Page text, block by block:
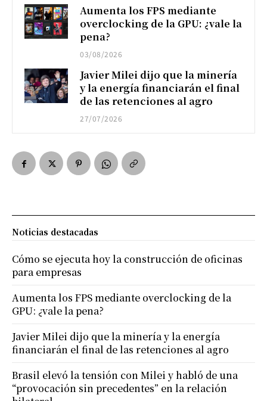
Aumenta los FPS mediante
overclocking de la GPU: ¿vale la
pena?
03/08/2026
Javier Milei dijo que la minería
y la energía financiarán el final
de las retenciones al agro
27/07/2026
Noticias destacadas
Cómo se ejecuta hoy la construcción de oficinas
para empresas
Aumenta los FPS mediante overclocking de la
GPU: ¿vale la pena?
Javier Milei dijo que la minería y la energía
financiarán el final de las retenciones al agro
Brasil elevó la tensión con Milei y habló de una
“provocación sin precedentes” en la relación